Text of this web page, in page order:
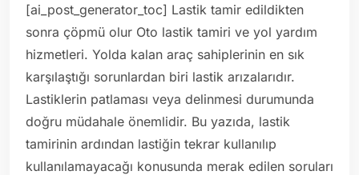
[ai_post_generator_toc] Lastik tamir edildikten
sonra çöpmü olur Oto lastik tamiri ve yol yardım
hizmetleri. Yolda kalan araç sahiplerinin en sık
karşılaştığı sorunlardan biri lastik arızalarıdır.
Lastiklerin patlaması veya delinmesi durumunda
doğru müdahale önemlidir. Bu yazıda, lastik
tamirinin ardından lastiğin tekrar kullanılıp
kullanılamayacağı konusunda merak edilen soruları